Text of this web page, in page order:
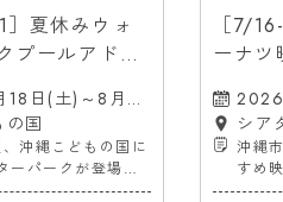
］夏休みウォ
プールアドベ
日(土)～8月31
の国
沖縄こどもの国に
ーパークが登場！
［7/
ーナツ
バス停
2026
日(
シア
沖縄
すめ
ーナ